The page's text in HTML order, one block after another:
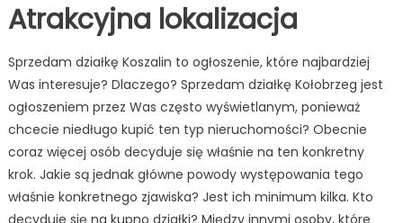
Atrakcyjna lokalizacja
Sprzedam działkę Koszalin to ogłoszenie, które najbardziej
Was interesuje? Dlaczego? Sprzedam działkę Kołobrzeg jest
ogłoszeniem przez Was często wyświetlanym, ponieważ
chcecie niedługo kupić ten typ nieruchomości? Obecnie
coraz więcej osób decyduje się właśnie na ten konkretny
krok. Jakie są jednak główne powody występowania tego
właśnie konkretnego zjawiska? Jest ich minimum kilka. Kto